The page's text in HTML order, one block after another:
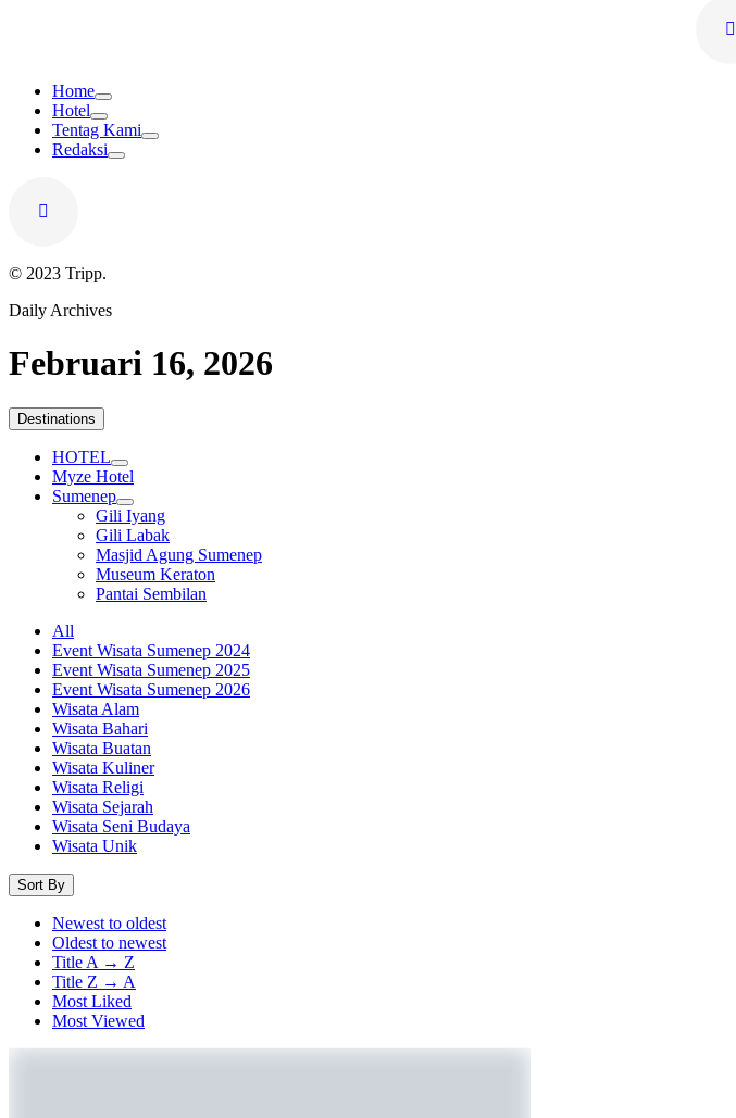
Home
Hotel
Tentag Kami
Redaksi
© 2023 Tripp.
Daily Archives
Februari 16, 2026
Destinations
HOTEL
Myze Hotel
Sumenep
Gili Iyang
Gili Labak
Masjid Agung Sumenep
Museum Keraton
Pantai Sembilan
All
Event Wisata Sumenep 2024
Event Wisata Sumenep 2025
Event Wisata Sumenep 2026
Wisata Alam
Wisata Bahari
Wisata Buatan
Wisata Kuliner
Wisata Religi
Wisata Sejarah
Wisata Seni Budaya
Wisata Unik
Sort By
Newest to oldest
Oldest to newest
Title A → Z
Title Z → A
Most Liked
Most Viewed